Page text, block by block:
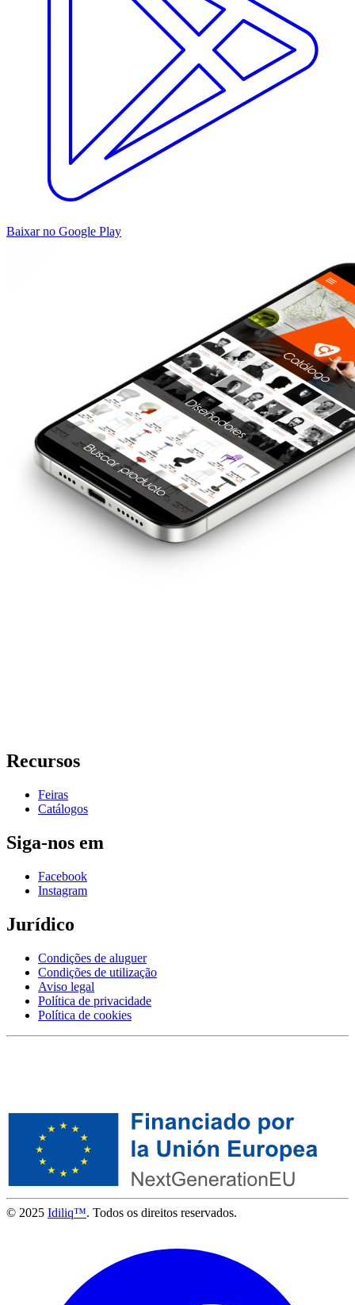
Baixar no Google Play
Recursos
Feiras
Catálogos
Siga-nos em
Facebook
Instagram
Jurídico
Condições de aluguer
Condições de utilização
Aviso legal
Política de privacidade
Política de cookies
© 2025 Idiliq™. Todos os direitos reservados.